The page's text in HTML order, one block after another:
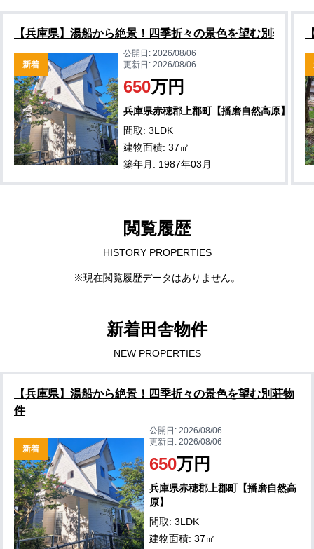
【兵庫県】湯船から絶景！四季折々の景色を望む別荘物件
新着
公開日:2026/08/06
更新日:2026/08/06
650万円
兵庫県赤穂郡上郡町【播磨自然高原】
間取: 3LDK
建物面積: 37㎡
築年月: 1987年03月
閲覧履歴
HISTORY PROPERTIES
※現在閲覧履歴データはありません。
新着田舎物件
NEW PROPERTIES
【兵庫県】湯船から絶景！四季折々の景色を望む別荘物
件
新着
公開日:2026/08/06
更新日:2026/08/06
650万円
兵庫県赤穂郡上郡町【播磨自然高
原】
間取: 3LDK
建物面積: 37㎡